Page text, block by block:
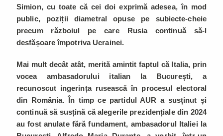
Simion, cu toate că cei doi exprimă adesea, în mod
public, poziții diametral opuse pe subiecte-cheie
precum războiul pe care Rusia continuă să-l
desfășoare împotriva Ucrainei.
Mai mult decât atât, merită amintit faptul că Italia, prin
vocea ambasadorului italian la București, a
recunoscut ingerința rusească în procesul electoral
din România. În timp ce partidul AUR a susținut și
continuă să susțină că alegerile prezidențiale din 2024
au fost anulate fără fundament, ambasadorul Italiei la